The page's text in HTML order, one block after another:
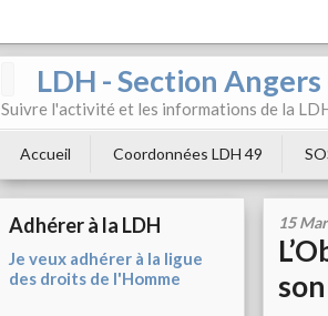
LDH - Section Angers
Suivre l'activité et les informations de la
Accueil Coordonnées LDH 49
Adhérer à la LDH
Je veux adhérer à la ligue
des droits de l'Homme
15